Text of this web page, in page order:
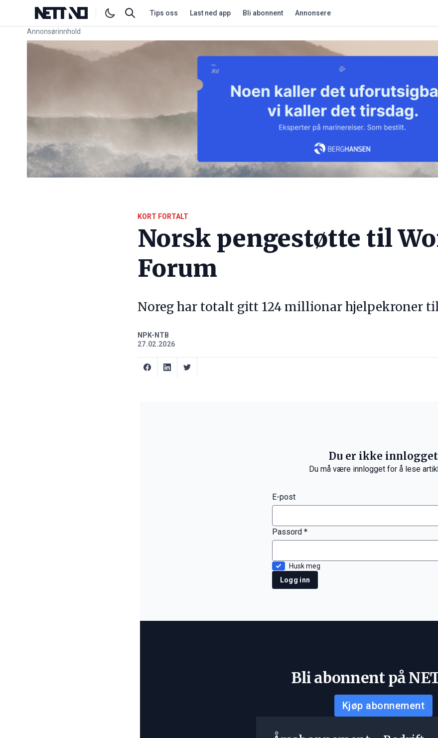
Tips oss Last ned app Bli abonnent Annonsere
Annonsørinnhold
Link for annonse
KORT FORTALT
Norsk pengestøtte til
Forum
Noreg har totalt gitt 124 millionar hjelpekroner
NPK-NTB
27.02.2026
Du er ikke innlogget
Du må være innlogget for å lese
E-post
Passord *
Husk meg
Logg inn
Bli abonnent på
Kjøp abonnement